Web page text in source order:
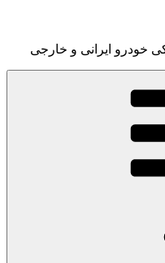
خودرو ایرانی و خارجی